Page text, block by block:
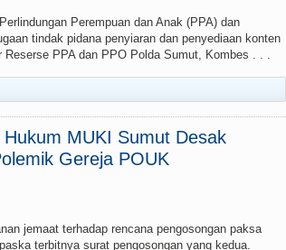
Perempuan dan Anak (PPA) dan
tindak pidana penyiaran dan penyediaan konten
PPA dan PPO Polda Sumut, Kombes . . .
MUKI Sumut Desak
Gereja POUK
jemaat terhadap rencana pengosongan paksa
terbitnya surat pengosongan yang kedua.